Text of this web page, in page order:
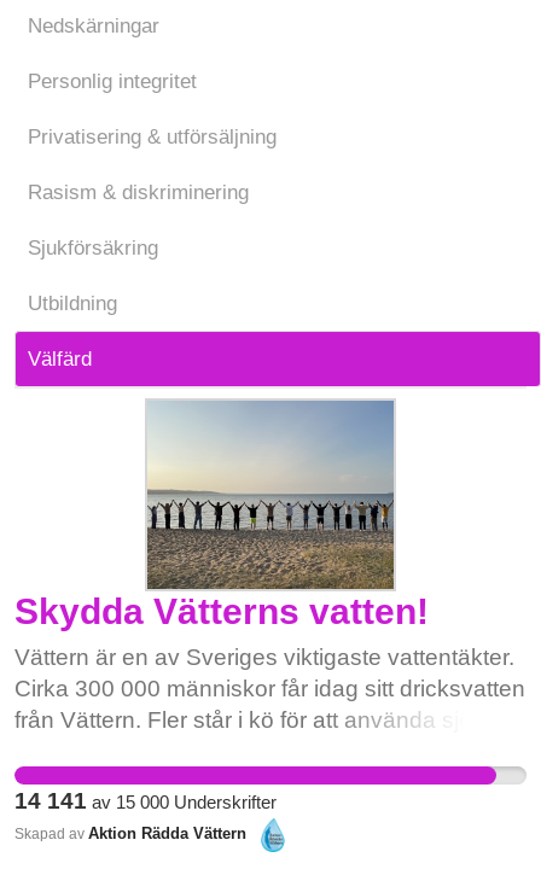
Nedskärningar
Personlig integritet
Privatisering & utförsäljning
Rasism & diskriminering
Sjukförsäkring
Utbildning
Välfärd
Skydda Vätterns vatten!
Vättern är en av Sveriges viktigaste vattentäkter.
Cirka 300 000 människor får idag sitt dricksvatten
från Vättern. Fler står i kö för att använda sjöns
upp för att sätta stopp för gifter, flygövningar,
gruvdrift och borrning efter gas i Vättern.
Vätterns vatten och naturliv måste räddas för
14 141 av 15 000 Underskrifter
Skapad av Aktion Rädda Vättern